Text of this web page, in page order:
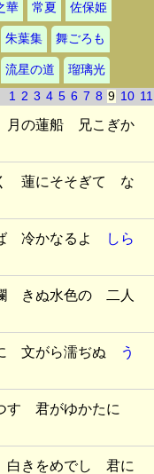
華 常夏 佐保姫
朱葉集 舞ごろも
流星の道
瑠璃光
1 2 3 4 5 6 7 8 9 10 11
の蓮船 兄こぎか
蓮にそそぎて な
冷かなるよ
しら
きぬ水色の 二人
文がら濡ぢぬ
う
す 君がゆかたに
きをめでし 君に